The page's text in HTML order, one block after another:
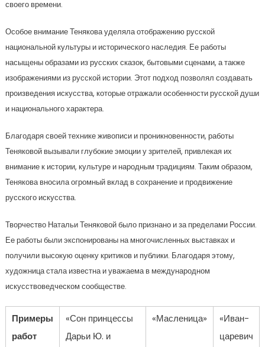
своего времени.
Особое внимание Тенякова уделяла отображению русской
национальной культуры и исторического наследия. Ее работы
насыщены образами из русских сказок, бытовыми сценами, а также
изображениями из русской истории. Этот подход позволял создавать
произведения искусства, которые отражали особенности русской души
и национального характера.
Благодаря своей технике живописи и проникновенности, работы
Теняковой вызывали глубокие эмоции у зрителей, привлекая их
внимание к истории, культуре и народным традициям. Таким образом,
Тенякова вносила огромный вклад в сохранение и продвижение
русского искусства.
Творчество Натальи Теняковой было признано и за пределами России.
Ее работы были экспонированы на многочисленных выставках и
получили высокую оценку критиков и публики. Благодаря этому,
художница стала известна и уважаема в международном
искусствоведческом сообществе.
Примеры
работ
«Сон принцессы
Дарьи Ю. и
«Масленица»
«Иван-
царевич